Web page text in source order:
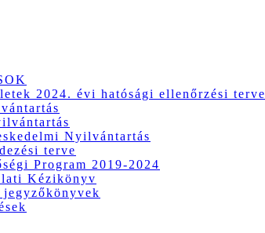
2024. évi hatósági ellenőrzési terve
Nyilvántartás
terve
Program 2019-2024
Kézikönyv